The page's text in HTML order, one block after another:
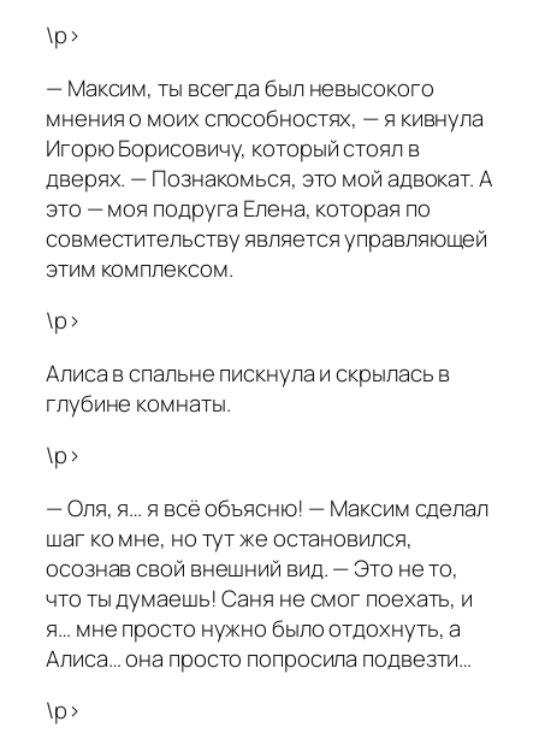
\p>
— Максим, ты всегда был невысокого
мнения о моих способностях, — я кивнула
Игорю Борисовичу, который стоял в
дверях. — Познакомься, это мой адвокат. А
это — моя подруга Елена, которая по
совместительству является управляющей
этим комплексом.
\p>
Алиса в спальне пискнула и скрылась в
глубине комнаты.
\p>
— Оля, я… я всё объясню! — Максим сделал
шаг ко мне, но тут же остановился,
осознав свой внешний вид. — Это не то,
что ты думаешь! Саня не смог поехать, и
я… мне просто нужно было отдохнуть, а
Алиса… она просто попросила подвезти…
\p>